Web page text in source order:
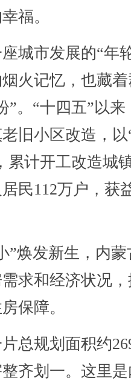
福。
市发展的“年
火记忆，也藏
”。“十四五”以来
旧小区改造，以
累计开工改造城
民112万户，获
焕发新生，内蒙
求和经济状况
保障。
规划面积约
齐划一。这里